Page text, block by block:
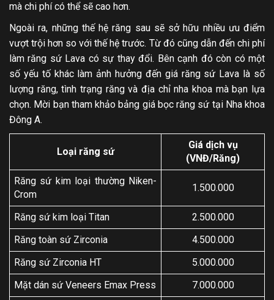
mà chi phí có thể sẽ cao hơn.
Ngoài ra, những thế hệ răng sau sẽ sở hữu nhiều ưu điểm
vượt trội hơn so với thế hệ trước. Từ đó cũng dẫn đến chi phí
làm răng sứ Lava có sự thay đổi. Bên cạnh đó còn có một
số yếu tố khác làm ảnh hưởng đến giá răng sứ Lava là số
lượng răng, tình trạng răng và địa chỉ nha khoa mà bạn lựa
chọn. Mời bạn tham khảo bảng giá bọc răng sứ tại Nha khoa
Đông A.
Loại răng sứ
Giá dịch vụ
(VNĐ/Răng)
Răng sứ kim loại thường Niken-
Crom
1.500.000
Răng sứ kim loại Titan
2.500.000
Răng toàn sứ Zirconia
4.500.000
Răng sứ Zirconia HT
5.000.000
Mặt dán sứ Veneers Emax Press
7.000.000